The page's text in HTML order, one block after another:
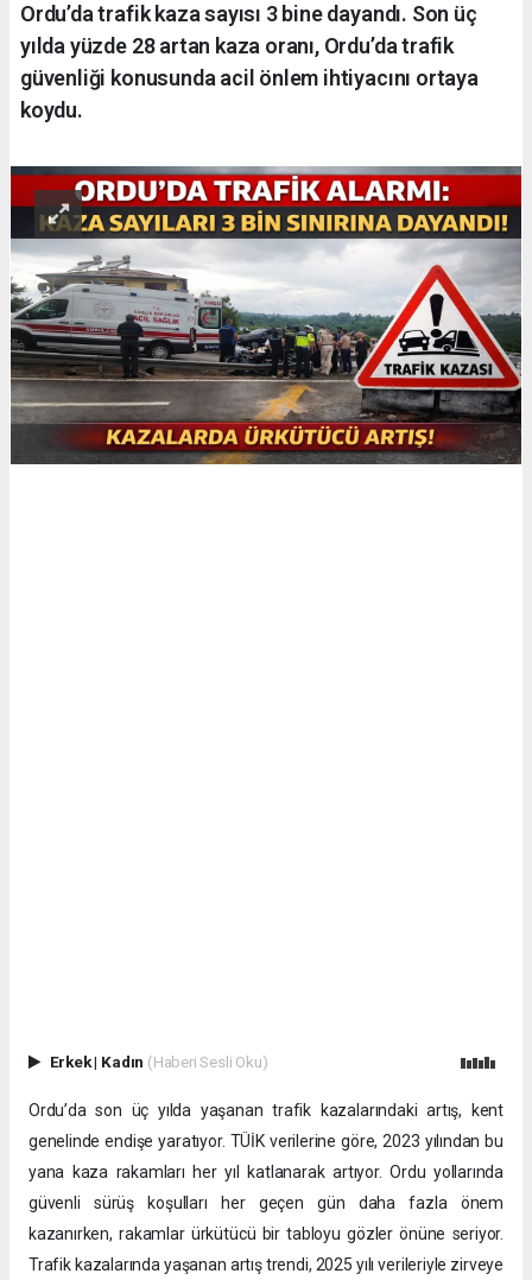
Ordu’da trafik kaza sayısı 3 bine dayandı. Son üç
yılda yüzde 28 artan kaza oranı, Ordu’da trafik
güvenliği konusunda acil önlem ihtiyacını ortaya
koydu.
Erkek| Kadın (Haberi Sesli Oku)
Ordu’da son üç yılda yaşanan trafik kazalarındaki artış, kent
genelinde endişe yaratıyor. TÜİK verilerine göre, 2023 yılından bu
yana kaza rakamları her yıl katlanarak artıyor. Ordu yollarında
güvenli sürüş koşulları her geçen gün daha fazla önem
kazanırken, rakamlar ürkütücü bir tabloyu gözler önüne seriyor.
Trafik kazalarında yaşanan artış trendi, 2025 yılı verileriyle zirveye